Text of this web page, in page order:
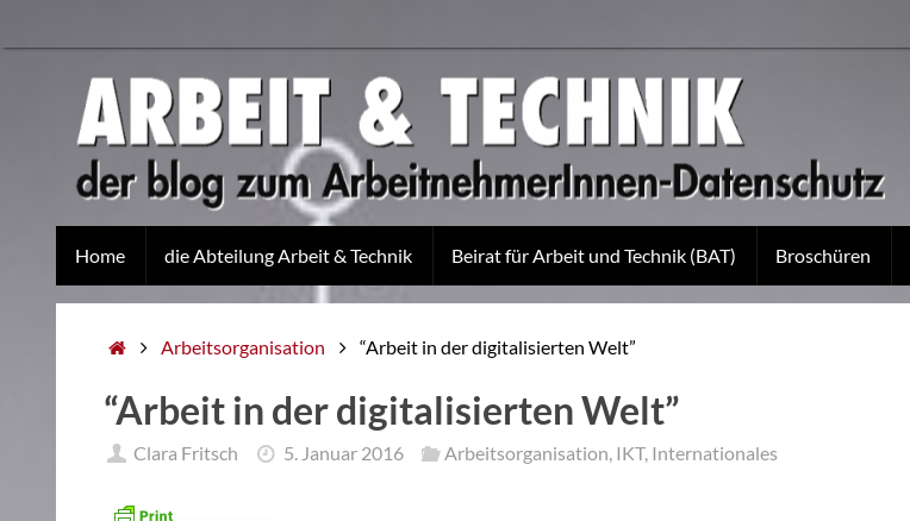
Home die Abteilung Arbeit & Technik Beirat für Arbeit und Technik (BAT) Broschüren
Arbeitsorganisation “Arbeit in der digitalisierten Welt”
“Arbeit in der digitalisierten Welt”
Clara Fritsch 5. Januar 2016 Arbeitsorganisation IKT, Internationales